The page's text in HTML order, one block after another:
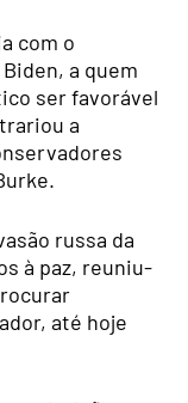
com o
a quem
ser favorável
a
russa da
à paz, reuniu-
até hoje